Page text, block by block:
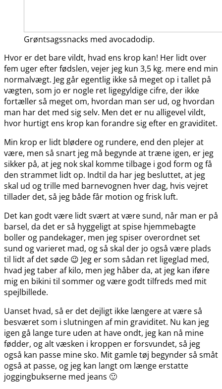
Grøntsagssnacks med avocadodip.
Hvor er det bare vildt, hvad ens krop kan! Her lidt over
fem uger efter fødslen, vejer jeg kun 3,5 kg. mere end min
normalvægt. Jeg går egentlig ikke så meget op i tallet på
vægten, som jo er nogle ret ligegyldige cifre, der ikke
fortæller så meget om, hvordan man ser ud, og hvordan
man har det med sig selv. Men det er nu alligevel vildt,
hvor hurtigt ens krop kan forandre sig efter en graviditet.
Min krop er lidt blødere og rundere, end den plejer at
være, men så snart jeg må begynde at træne igen, er jeg
sikker på, at jeg nok skal komme tilbage i god form og få
den strammet lidt op. Indtil da har jeg besluttet, at jeg
skal ud og trille med barnevognen hver dag, hvis vejret
tillader det, så jeg både får motion og frisk luft.
Det kan godt være lidt svært at være sund, når man er på
barsel, da det er så hyggeligt at spise hjemmebagte
boller og pandekager, men jeg spiser overordnet set
sund og varieret mad, og så skal der jo også være plads
til lidt af det søde 😉 Jeg er som sådan ret ligeglad med,
hvad jeg taber af kilo, men jeg håber da, at jeg kan iføre
mig en bikini til sommer og være godt tilfreds med mit
spejlbillede.
Uanset hvad, så er det dejligt ikke længere at være så
besværet som i slutningen af min graviditet. Nu kan jeg
igen gå lange ture uden at have ondt, jeg kan nå mine
fødder, og alt væsken i kroppen er forsvundet, så jeg
også kan passe mine sko. Mit gamle tøj begynder så småt
også at passe, og jeg kan langt om længe erstatte
joggingbukserne med jeans 🙂